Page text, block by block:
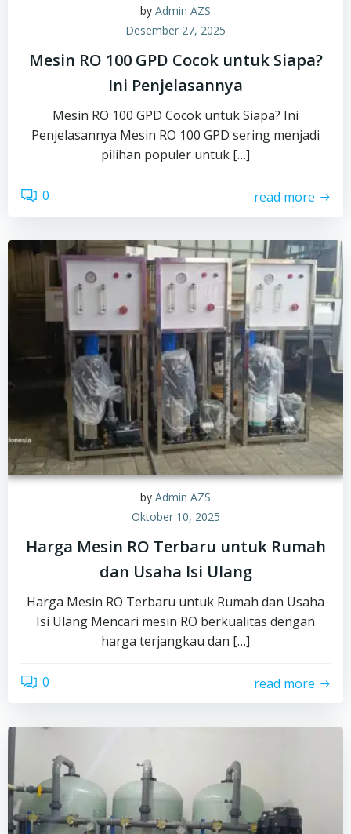
by Admin AZS
Desember 27, 2025
Mesin RO 100 GPD Cocok untuk Siapa?
Ini Penjelasannya
Mesin RO 100 GPD Cocok untuk Siapa? Ini
Penjelasannya Mesin RO 100 GPD sering menjadi
pilihan populer untuk […]
0 read more
by Admin AZS
Oktober 10, 2025
Harga Mesin RO Terbaru untuk Rumah
dan Usaha Isi Ulang
Harga Mesin RO Terbaru untuk Rumah dan Usaha
Isi Ulang Mencari mesin RO berkualitas dengan
harga terjangkau dan […]
0 read more